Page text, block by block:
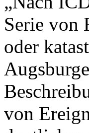
Serie von
oder
von